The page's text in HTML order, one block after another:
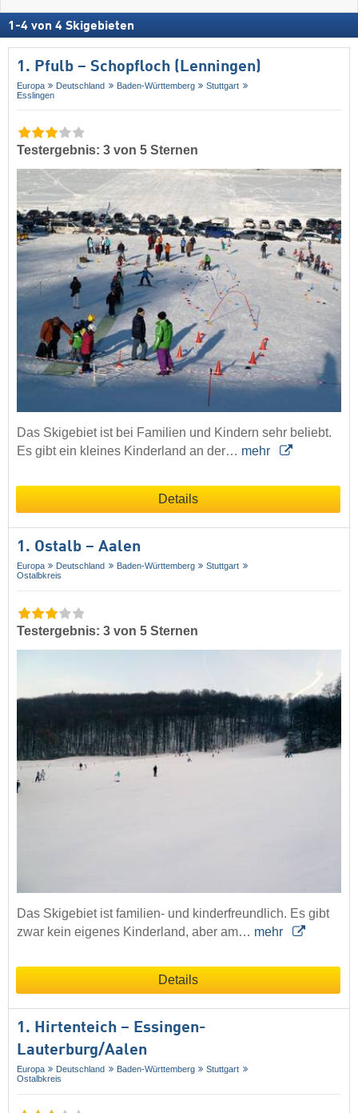
1 -4 von 4 Skigebieten
1. Pfulb – Schopfloch (Lenningen)
Europa Deutschland Baden-Württemberg
Stuttgart
Esslingen
Testergebnis: 3 von 5 Sternen
Das Skigebiet ist bei Familien und Kindern sehr beliebt.
Es gibt ein kleines Kinderland an der… mehr
Details
1. Ostalb – Aalen
Europa Deutschland Baden-Württemberg
Stuttgart
Ostalbkreis
Testergebnis: 3 von 5 Sternen
Das Skigebiet ist familien- und kinderfreundlich. Es gibt
zwar kein eigenes Kinderland, aber am… mehr
Details
1. Hirtenteich – Essingen-
Lauterburg/​Aalen
Europa Deutschland Baden-Württemberg
Stuttgart
Ostalbkreis